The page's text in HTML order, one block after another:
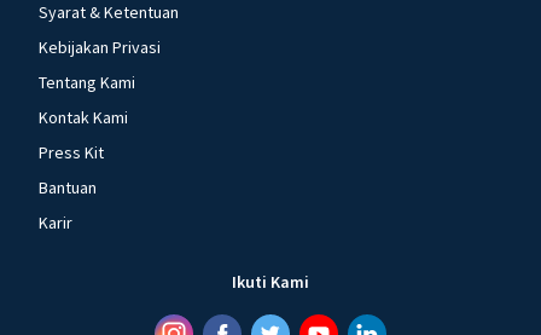
Syarat & Ketentuan
Kebijakan Privasi
Tentang Kami
Kontak Kami
Press Kit
Bantuan
Karir
Ikuti Kami